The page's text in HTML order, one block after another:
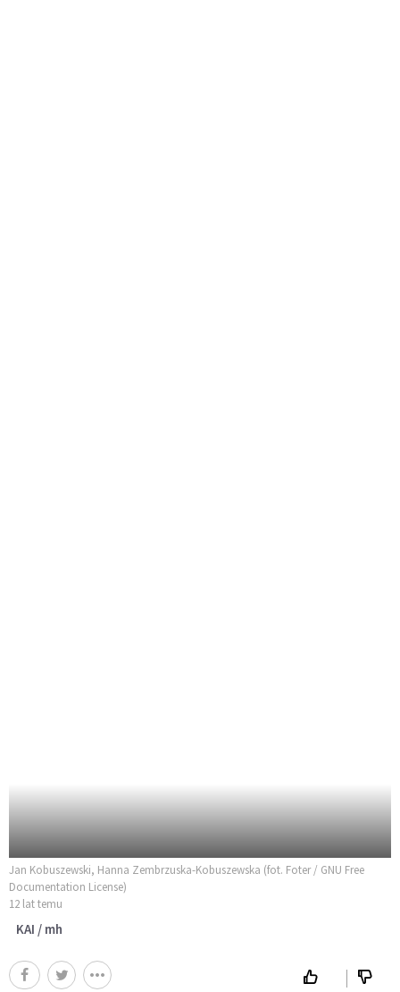
Jan Kobuszewski, Hanna Zembrzuska-Kobuszewska (fot. Foter / GNU Free
Documentation License)
12 lat temu
KAI / mh